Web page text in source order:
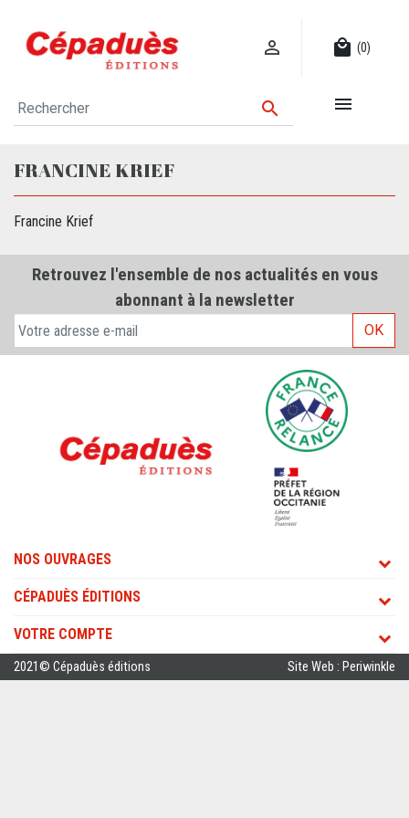
 local_mall (0)
 
FRANCINE KRIEF
Francine Krief
Retrouvez l'ensemble de nos actualités en vous
abonnant à la newsletter
OK
NOS OUVRAGES
CÉPADUÈS ÉDITIONS
VOTRE COMPTE
2021© Cépaduès éditions Site Web : Periwinkle